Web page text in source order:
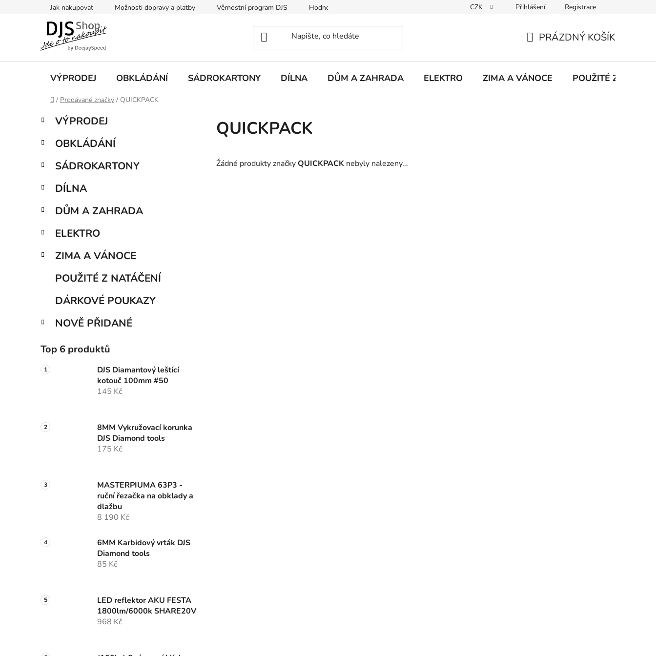
Jak nakupovat Možnosti dopravy a platby Věrnostní program DJS Hodnocení obchodu Hodnocení obchodu na Heurece Kontakty Obchodní podmínky
CZK Přihlášení Registrace
KOŠÍK
PRÁZDNÝ KOŠÍK
VÝPRODEJ OBKLÁDÁNÍ SÁDROKARTONY DÍLNA DŮM A ZAHRADA ELEKTRO ZIMA A VÁNOCE POUŽITÉ Z
Domů
/ Prodávané značky / QUICKPACK
P
s
r
n
n
í
p
n
Přeskočit
kategorie
K
a
e
o
i
VÝPRODEJ
OBKLÁDÁNÍ
SÁDROKARTONY
DÍLNA
DŮM A ZAHRADA
ELEKTRO
ZIMA A VÁNOCE
POUŽITÉ Z NATÁČENÍ
DÁRKOVÉ POUKAZY
NOVĚ PŘIDANÉ
Top 6 produktů
DJS Diamantový leštící
kotouč 100mm #50
145 Kč
8MM Vykružovací korunka
DJS Diamond tools
175 Kč
MASTERPIUMA 63P3 -
ruční řezačka na obklady a
dlažbu
8 190 Kč
6MM Karbidový vrták DJS
Diamond tools
85 Kč
LED reflektor AKU FESTA
1800lm/6000k SHARE20V
968 Kč
QUICKPACK
Žádné produkty značkyQUICKPACK nebyly nalezeny...